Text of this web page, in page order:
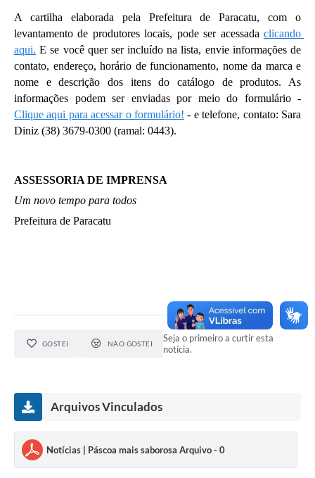
A cartilha elaborada pela Prefeitura de Paracatu, com o
levantamento de produtores locais, pode ser acessada clicando
aqui. E se você quer ser incluído na lista, envie informações de
contato, endereço, horário de funcionamento, nome da marca e
nome e descrição dos itens do catálogo de produtos. As
Clique aqui para acessar o formulário! - e telefone, contato: Sara
Diniz (38) 3679-0300 (ramal: 0443).
ASSESSORIA DE IMPRENSA
Um novo tempo para todos
Prefeitura de Paracatu
GOSTEI NÃO GOSTEI
Seja o primeiro a curtir esta
notícia.
Arquivos Vinculados
Notícias | Páscoa mais saborosa Arquivo - 0